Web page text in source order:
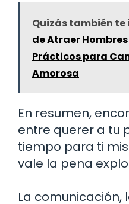
Quizás también te
de Atraer
Prácticos para
Amorosa
En resumen,
entre querer a tu
tiempo para ti
vale la pena
La